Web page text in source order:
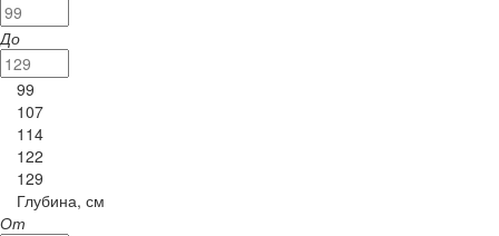
До
99
107
114
122
129
Глубина, см
От